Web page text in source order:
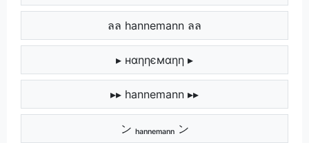
ลล hannemann ลล
▸ нαηηємαηη ▸
▸▸ hannemann ▸▸
ン ₕₐₙₙₑₘₐₙₙ ン